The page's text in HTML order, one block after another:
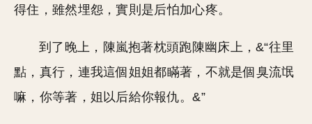
得住，雖然埋怨，實則是后怕加心疼。
到了晚上，陳嵐抱著枕頭跑陳幽床上，&“往里
點，真行，連我這個姐姐都瞞著，不就是個臭流氓
嘛，你等著，姐以后給你報仇。&”